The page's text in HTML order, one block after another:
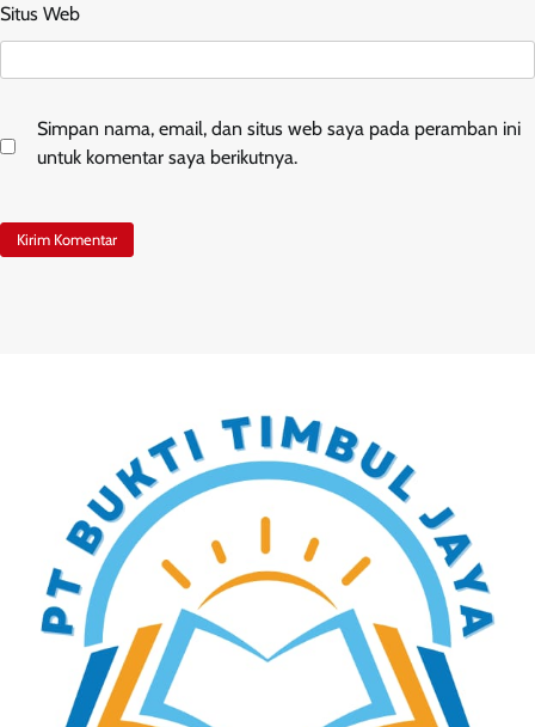
Situs Web
Simpan nama, email, dan situs web saya pada peramban ini
untuk komentar saya berikutnya.